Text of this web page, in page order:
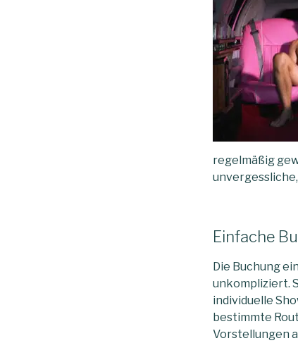
regelmäßig
Einfache
Die Buchung
unkompliziert.
individuelle
bestimmte
Vorstellungen